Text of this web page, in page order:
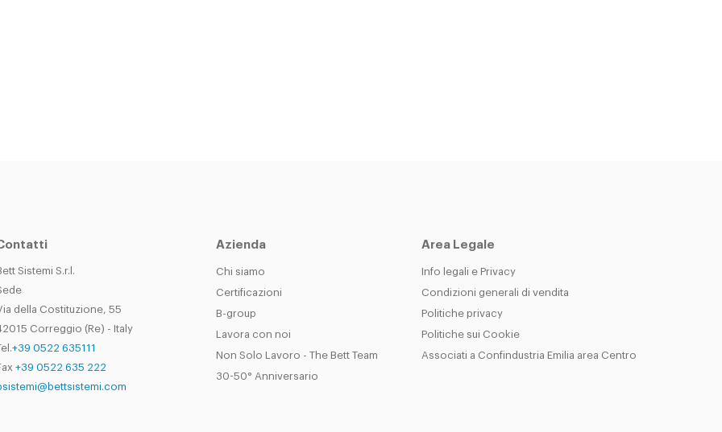
Sistemi S.r.l.
della Costituzione, 55
Correggio (Re) - Italy
+39 0522 635111
+39 0522 635 222
Azienda
Chi siamo
Certificazioni
B-group
Lavora con noi
Non Solo Lavoro - The Bett Team
30-50° Anniversario
Area Legale
Info legali e Privacy
Condizioni generali di vendita
Politiche privacy
Politiche sui Cookie
Associati a Confindustria Emilia area Centro